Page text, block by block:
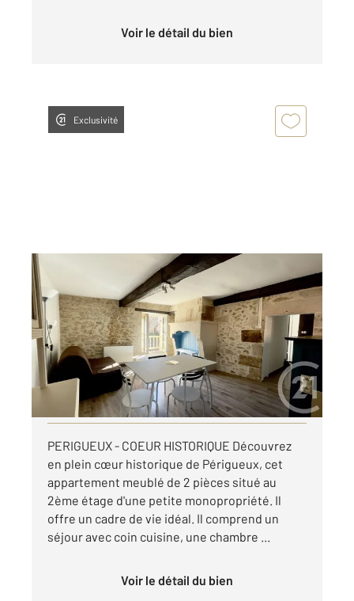
Voir le détail du bien
Exclusivité
37,39 m
, 2 pièces
Ref : 21359
Appartement F2 à louer
435 €
par mois charges comprises
Visiter le site dédié
PERIGUEUX - COEUR HISTORIQUE Découvrez
en plein cœur historique de Périgueux, cet
appartement meublé de 2 pièces situé au
2ème étage d'une petite monopropriété. Il
offre un cadre de vie idéal. Il comprend un
séjour avec coin cuisine, une chambre ...
Voir le détail du bien